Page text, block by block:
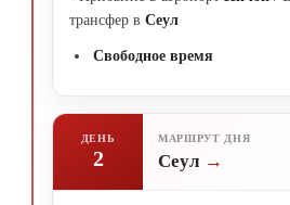
трансфер в Сеул
Свободное время
ДЕНЬ
2
МАРШРУТ ДНЯ
Сеул